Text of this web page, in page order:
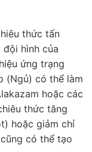
thức tấn
hình của
ứng trạng
(Ngủ) có thể làm
hoặc các
thức tăng
hoặc giảm chỉ
có thể tạo